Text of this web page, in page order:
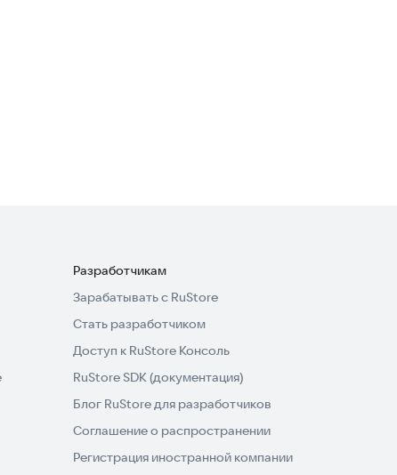
Разработчикам
Зарабатывать с RuStore
Стать разработчиком
Доступ к RuStore Консоль
RuStore SDK (документация)
Блог RuStore для разработчиков
Соглашение о распространении
Регистрация иностранной компании